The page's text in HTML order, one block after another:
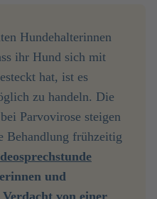
Hundehalterinnen
ihr Hund sich mit
hat, ist es
zu handeln. Die
Parvovirose steigen
Behandlung frühzeitig
und
von einer